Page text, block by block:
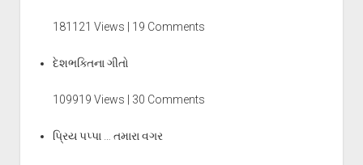
181121 Views | 19 Comments
દેશભક્તિના ગીતો
109919 Views | 30 Comments
પ્રિય પપ્પા … તમારા વગર